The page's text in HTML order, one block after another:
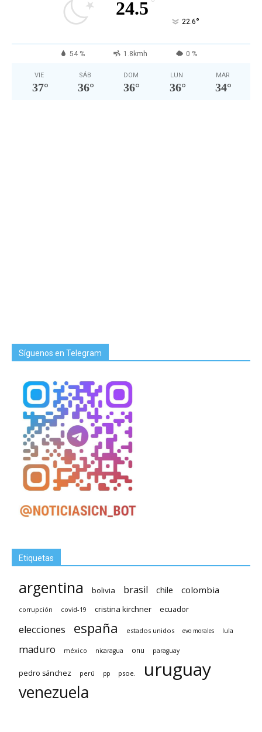
24.5
22.6°
54 % 1.8kmh 0 %
VIE
37°
SÁB
36°
DOM
36°
LUN
36°
MAR
34°
Síguenos en Telegram
Etiquetas
argentina bolivia brasil chile colombia
corrupción covid-19 cristina kirchner ecuador
elecciones españa estados unidos evo morales lula
maduro méxico nicaragua onu paraguay
pedro sánchez perú pp psoe. uruguay
venezuela